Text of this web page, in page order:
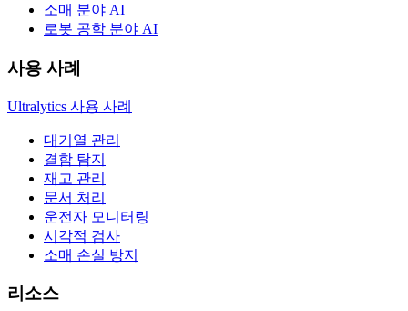
소매 분야 AI
로봇 공학 분야 AI
사용 사례
Ultralytics 사용 사례
대기열 관리
결함 탐지
재고 관리
문서 처리
운전자 모니터링
시각적 검사
소매 손실 방지
리소스